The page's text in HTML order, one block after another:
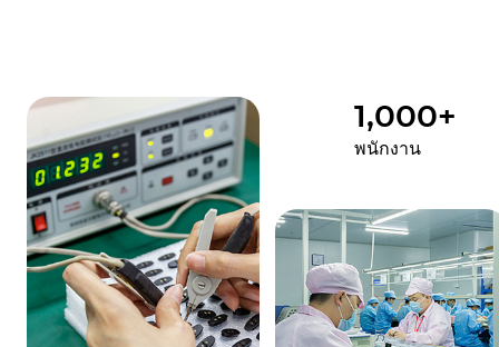
1,000+
พนักงาน